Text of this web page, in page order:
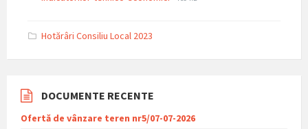
Hotărâri Consiliu Local 2023
DOCUMENTE RECENTE
Ofertă de vânzare teren nr5/07-07-2026